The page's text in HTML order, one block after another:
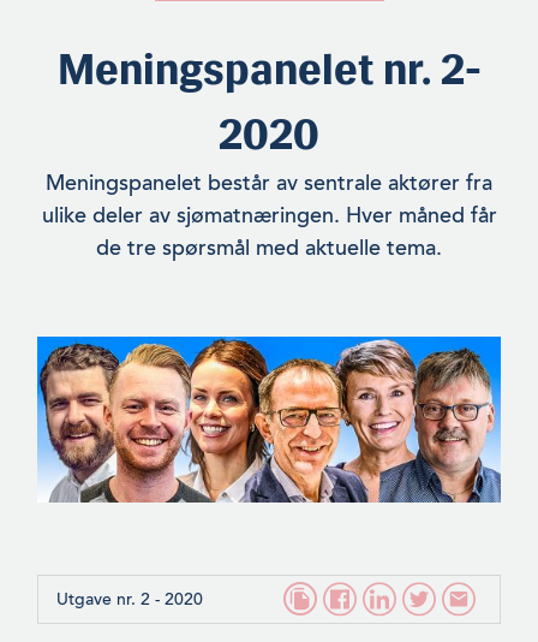
Meningspanelet nr. 2-
2020
Meningspanelet består av sentrale aktører fra
ulike deler av sjømatnæringen. Hver måned får
de tre spørsmål med aktuelle tema.
Utgave nr. 2 - 2020